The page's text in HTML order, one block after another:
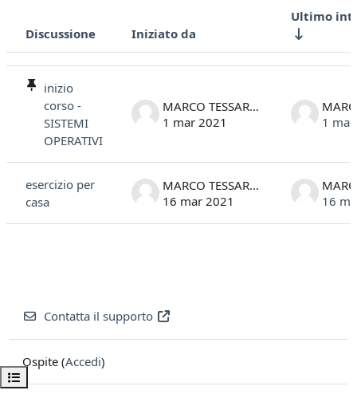
Apri indice del corso
Stato
Discussione Iniziato da
Ultimo
inizio
corso -
SISTEMI
OPERATIVI
MARCO TESSAROTTO
1 mar 2021
1
esercizio per
casa
MARCO TESSAROTTO
16 mar 2021
16
Contatta il supporto
Ospite (Accedi)